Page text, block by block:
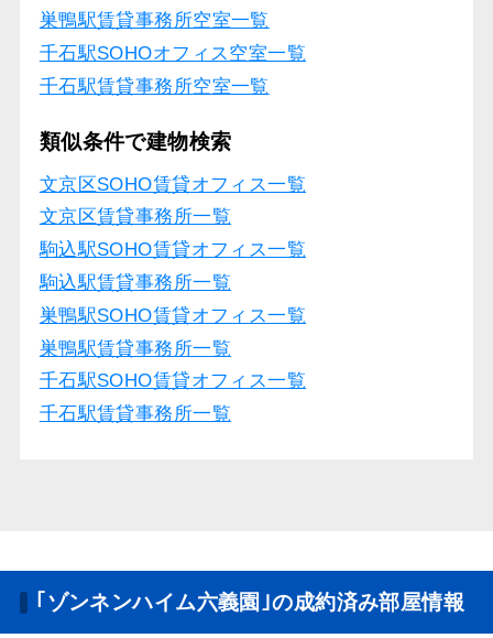
巣鴨駅賃貸事務所空室一覧
千石駅SOHOオフィス空室一覧
千石駅賃貸事務所空室一覧
類似条件で建物検索
文京区SOHO賃貸オフィス一覧
文京区賃貸事務所一覧
駒込駅SOHO賃貸オフィス一覧
駒込駅賃貸事務所一覧
巣鴨駅SOHO賃貸オフィス一覧
巣鴨駅賃貸事務所一覧
千石駅SOHO賃貸オフィス一覧
千石駅賃貸事務所一覧
｢ゾンネンハイム六義園｣の成約済み部屋情報